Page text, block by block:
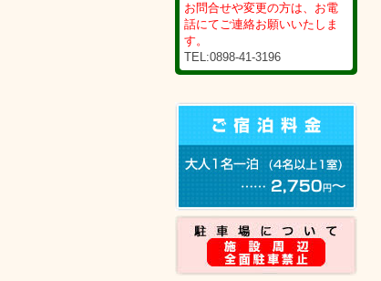
お問合せや変更の方は、お電
話にてご連絡お願いいたしま
す。
TEL:0898-41-3196